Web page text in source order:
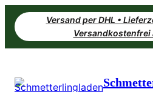
Zum
Inhalt
springen
Versand per DHL •
Versandkostenfrei